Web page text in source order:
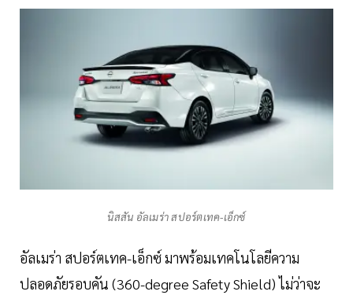
นิสสัน อัลเมร่า สปอร์ตเทค-เอ็กซ์
อัลเมร่า สปอร์ตเทค-เอ็กซ์ มาพร้อมเทคโนโลยีความ
ปลอดภัยรอบคัน (360-degree Safety Shield) ไม่ว่าจะ